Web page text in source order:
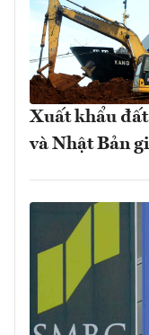
Xuất khẩu
và Nhật Bản